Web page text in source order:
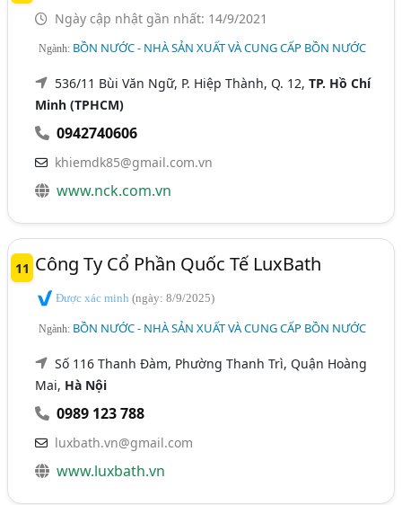
Ngày cập nhật gần nhất: 14/9/2021
Ngành: BỒN NƯỚC - NHÀ SẢN XUẤT VÀ CUNG CẤP BỒN NƯỚC
536/11 Bùi Văn Ngữ, P. Hiệp Thành, Q. 12,TP. Hồ Chí
Minh (TPHCM)
0942740606
khiemdk85@gmail.com.vn
www.nck.com.vn
11 Công Ty Cổ Phần Quốc Tế LuxBath
Được xác minh(ngày: 8/9/2025)
Ngành: BỒN NƯỚC - NHÀ SẢN XUẤT VÀ CUNG CẤP BỒN NƯỚC
Số 116 Thanh Đàm, Phường Thanh Trì, Quận Hoàng
Mai, Hà Nội
0989 123 788
luxbath.vn@gmail.com
www.luxbath.vn